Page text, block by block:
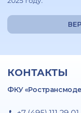
КОНТАКТЫ
ФКУ